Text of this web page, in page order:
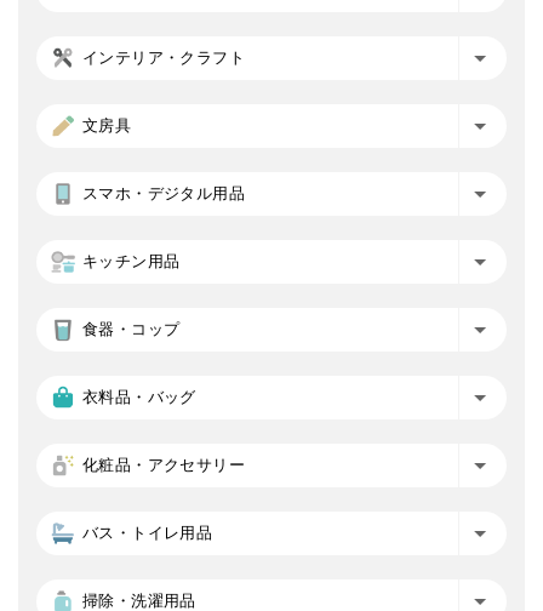
インテリア・クラフト
文房具
スマホ・デジタル用品
キッチン用品
食器・コップ
衣料品・バッグ
化粧品・アクセサリー
バス・トイレ用品
掃除・洗濯用品